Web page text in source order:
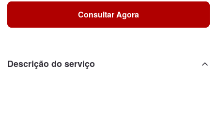
Consultar Agora
Descrição do serviço